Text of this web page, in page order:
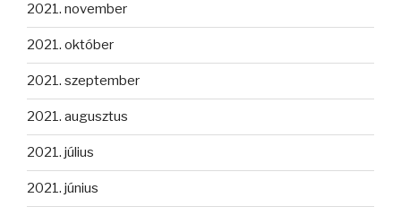
2021. november
2021. október
2021. szeptember
2021. augusztus
2021. július
2021. június